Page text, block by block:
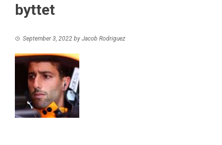
byttet
September 3, 2022 by Jacob Rodriguez